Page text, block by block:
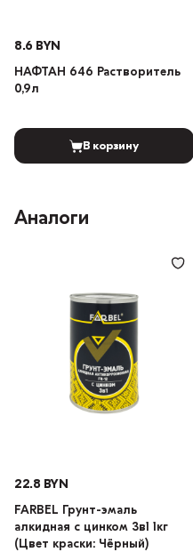
8.6 BYN
НАФТАН 646 Растворитель
0,9л
В корзину
Аналоги
22.8 BYN
FARBEL Грунт-эмаль
алкидная с цинком 3в1 1кг
(Цвет краски: Чёрный)